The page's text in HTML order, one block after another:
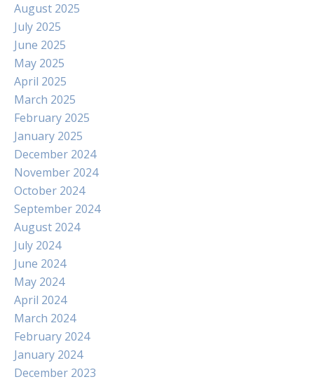
August 2025
July 2025
June 2025
May 2025
April 2025
March 2025
February 2025
January 2025
December 2024
November 2024
October 2024
September 2024
August 2024
July 2024
June 2024
May 2024
April 2024
March 2024
February 2024
January 2024
December 2023